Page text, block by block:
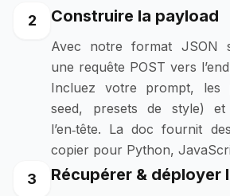
2 Construire la payload
Avec notre format JSON
une requête POST vers
Incluez votre prompt, les
seed, presets de style)
l’en‑tête. La doc fournit
copier pour Python,
3 Récupérer & déployer